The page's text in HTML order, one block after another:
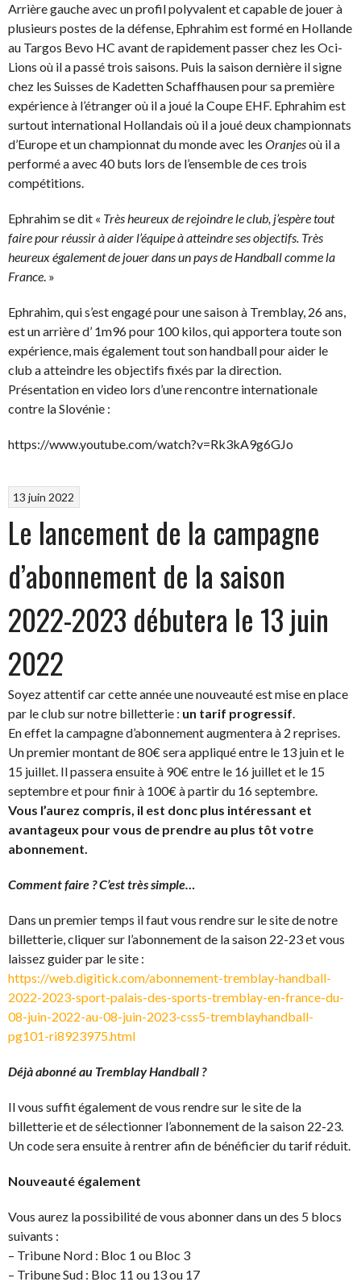
Arrière gauche avec un profil polyvalent et capable de jouer à
plusieurs postes de la défense, Ephrahim est formé en Hollande
au Targos Bevo HC avant de rapidement passer chez les Oci-
Lions où il a passé trois saisons. Puis la saison dernière il signe
chez les Suisses de Kadetten Schaffhausen pour sa première
expérience à l’étranger où il a joué la Coupe EHF. Ephrahim est
surtout international Hollandais où il a joué deux championnats
d’Europe et un championnat du monde avec les Oranjesoù il a
performé a avec 40 buts lors de l’ensemble de ces trois
compétitions.
Ephrahim se dit « Très heureux de rejoindre le club, j’espère tout
faire pour réussir à aider l’équipe à atteindre ses objectifs. Très
heureux également de jouer dans un pays de Handball comme la
France. »
Ephrahim, qui s’est engagé pour une saison à Tremblay, 26 ans,
est un arrière d’ 1m96 pour 100 kilos, qui apportera toute son
expérience, mais également tout son handball pour aider le
club a atteindre les objectifs fixés par la direction.
Présentation en video lors d’une rencontre internationale
contre la Slovénie :
https://www.youtube.com/watch?v=Rk3kA9g6GJo
13 juin 2022
Le lancement de la campagne
d’abonnement de la saison
2022-2023 débutera le 13 juin
2022
Soyez attentif car cette année une nouveauté est mise en place
par le club sur notre billetterie : un tarif progressif.
En effet la campagne d’abonnement augmentera à 2 reprises.
Un premier montant de 80€ sera appliqué entre le 13 juin et le
15 juillet. Il passera ensuite à 90€ entre le 16 juillet et le 15
septembre et pour finir à 100€ à partir du 16 septembre.
Vous l’aurez compris, il est donc plus intéressant et
avantageux pour vous de prendre au plus tôt votre
abonnement.
Comment faire ? C’est très simple…
Dans un premier temps il faut vous rendre sur le site de notre
billetterie, cliquer sur l’abonnement de la saison 22-23 et vous
laissez guider par le site :
https://web.digitick.com/abonnement-tremblay-handball-
2022-2023-sport-palais-des-sports-tremblay-en-france-du-
08-juin-2022-au-08-juin-2023-css5-tremblayhandball-
pg101-ri8923975.html
Déjà abonné au Tremblay Handball ?
Il vous suffit également de vous rendre sur le site de la
billetterie et de sélectionner l’abonnement de la saison 22-23.
Un code sera ensuite à rentrer afin de bénéficier du tarif réduit.
Nouveauté également
Vous aurez la possibilité de vous abonner dans un des 5 blocs
suivants :
– Tribune Nord : Bloc 1 ou Bloc 3
– Tribune Sud : Bloc 11 ou 13 ou 17